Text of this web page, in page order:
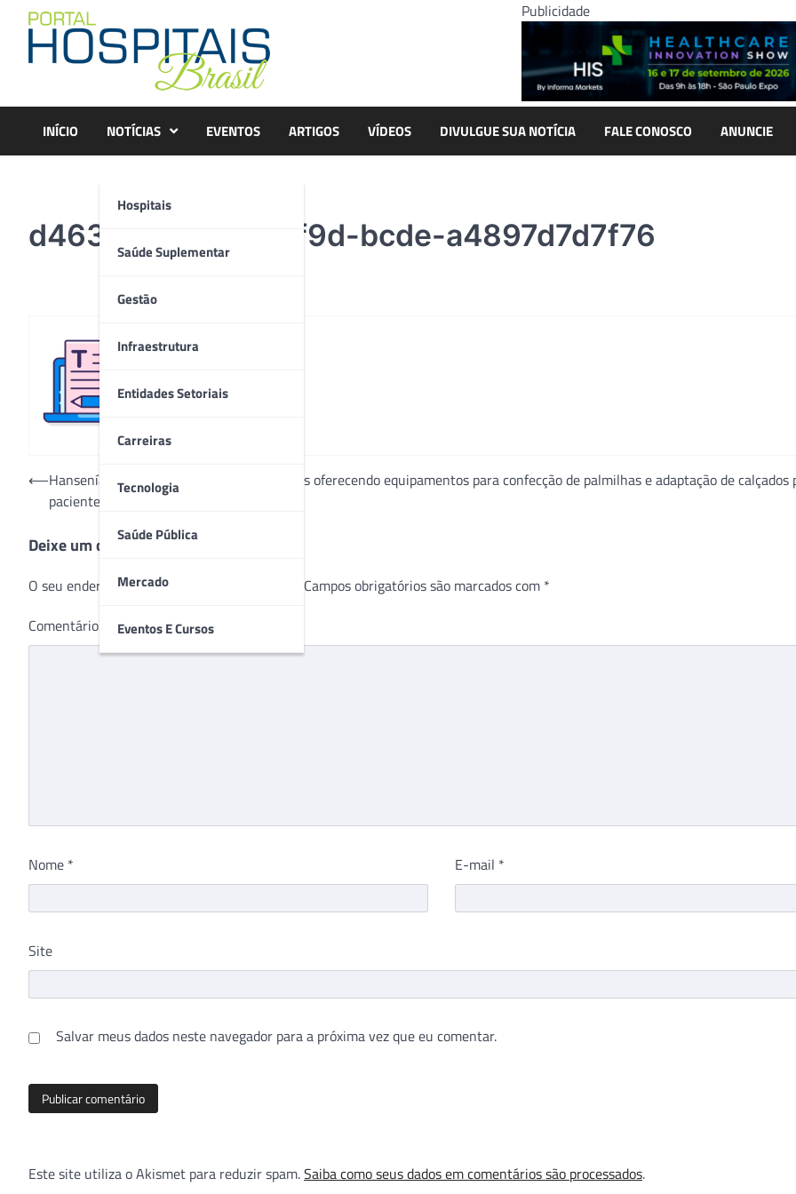
content
Publicidade
INÍCIO NOTÍCIAS
Hospitais
Saúde Suplementar
Gestão
Infraestrutura
Entidades Setoriais
Carreiras
Tecnologia
Saúde Pública
Mercado
Eventos E Cursos
EVENTOS ARTIGOS VÍDEOS DIVULGUE SUA NOTÍCIA FALE CONOSCO ANUNCIE
d463fc93-52e0-4f9d-bcde-a4897d7d7f76
Navegação
Post
⟵Hanseníase: Instituto capacita profissionais oferecendo equipamentos para confecção de palmilhas e adaptação de calçados
pacientes
Deixe um comentário
O seu endereço de e-mail não será publicado. Campos obrigatórios são marcados com *
Comentário
Nome * E-mail *
Site
Salvar meus dados neste navegador para a próxima vez que eu comentar.
Este site utiliza o Akismet para reduzir spam.Saiba como seus dados em comentários são processados.